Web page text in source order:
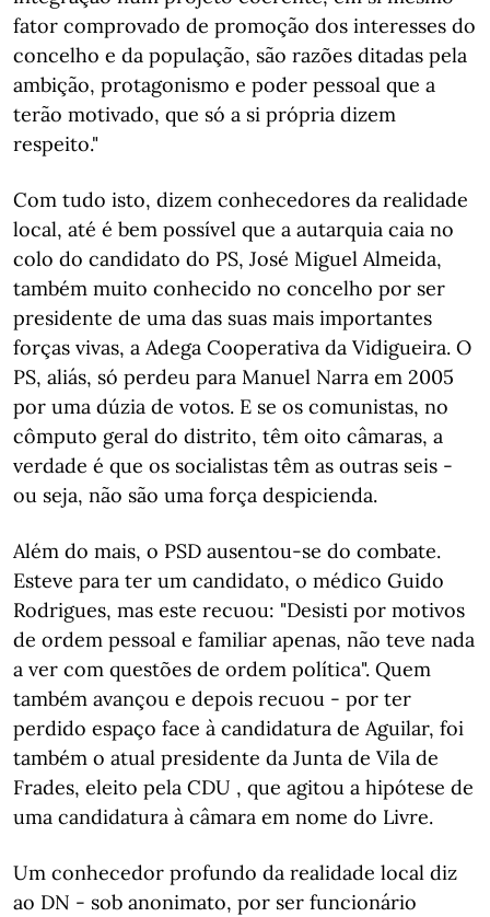
fator comprovado de promoção dos interesses do
concelho e da população, são razões ditadas pela
ambição, protagonismo e poder pessoal que a
terão motivado, que só a si própria dizem
respeito."
Com tudo isto, dizem conhecedores da realidade
local, até é bem possível que a autarquia caia no
colo do candidato do PS, José Miguel Almeida,
também muito conhecido no concelho por ser
presidente de uma das suas mais importantes
forças vivas, a Adega Cooperativa da Vidigueira. O
PS, aliás, só perdeu para Manuel Narra em 2005
por uma dúzia de votos. E se os comunistas, no
cômputo geral do distrito, têm oito câmaras, a
verdade é que os socialistas têm as outras seis -
ou seja, não são uma força despicienda.
Além do mais, o PSD ausentou-se do combate.
Esteve para ter um candidato, o médico Guido
Rodrigues, mas este recuou: "Desisti por motivos
de ordem pessoal e familiar apenas, não teve nada
a ver com questões de ordem política". Quem
também avançou e depois recuou - por ter
perdido espaço face à candidatura de Aguilar, foi
também o atual presidente da Junta de Vila de
Frades, eleito pela CDU , que agitou a hipótese de
uma candidatura à câmara em nome do Livre.
Um conhecedor profundo da realidade local diz
ao DN - sob anonimato, por ser funcionário